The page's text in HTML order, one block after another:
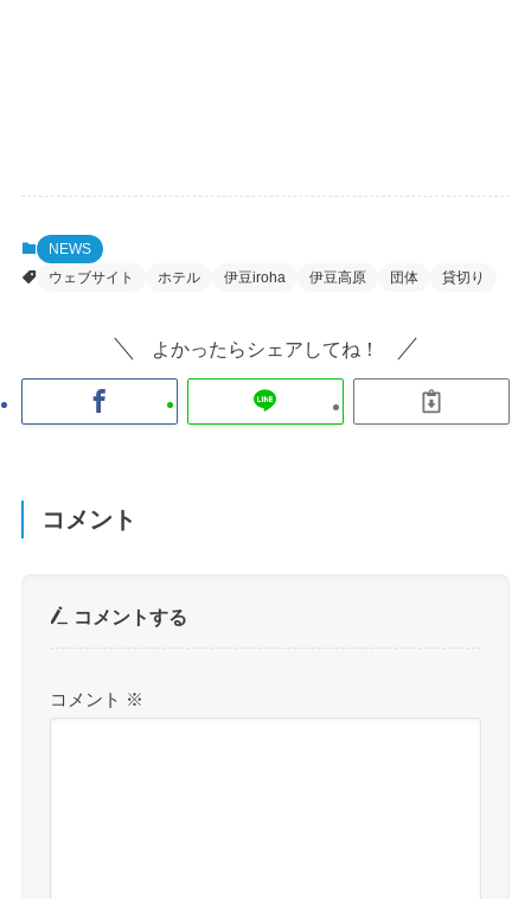
NEWS
ウェブサイト
ホテル 伊豆iroha 伊豆高原 団体 貸切り
よかったらシェアしてね！
コメント
コメントする
コメント ※